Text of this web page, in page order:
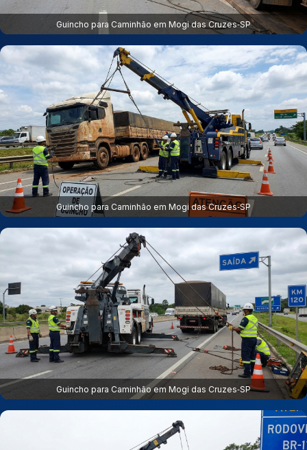
Guincho para Caminhão em Mogi das Cruzes‑SP
Guincho para Caminhão em Mogi das Cruzes‑SP
Guincho para Caminhão em Mogi das Cruzes‑SP